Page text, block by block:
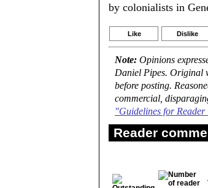
by colonialists in
Like Dislike
Note: Opinions
Daniel Pipes. Original
before posting.
commercial,
"Guidelines for Reader
Reader